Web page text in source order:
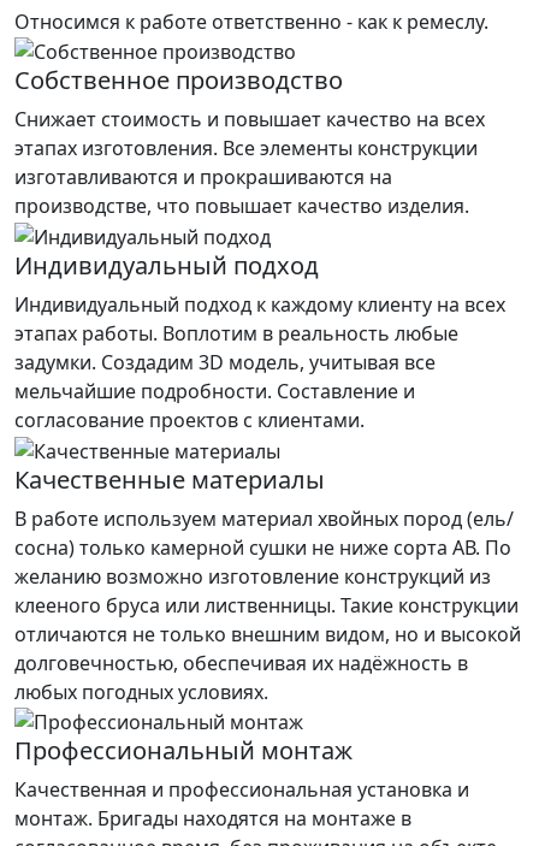
Относимся к работе ответственно - как к ремеслу.
Собственное производство
Снижает стоимость и повышает качество на всех
этапах изготовления. Все элементы конструкции
изготавливаются и прокрашиваются на
производстве, что повышает качество изделия.
Индивидуальный подход
Индивидуальный подход к каждому клиенту на всех
этапах работы. Воплотим в реальность любые
задумки. Создадим 3D модель, учитывая все
мельчайшие подробности. Составление и
согласование проектов с клиентами.
Качественные материалы
В работе используем материал хвойных пород (ель/
сосна) только камерной сушки не ниже сорта АВ. По
желанию возможно изготовление конструкций из
клееного бруса или лиственницы. Такие конструкции
отличаются не только внешним видом, но и высокой
долговечностью, обеспечивая их надёжность в
любых погодных условиях.
Профессиональный монтаж
Качественная и профессиональная установка и
монтаж. Бригады находятся на монтаже в